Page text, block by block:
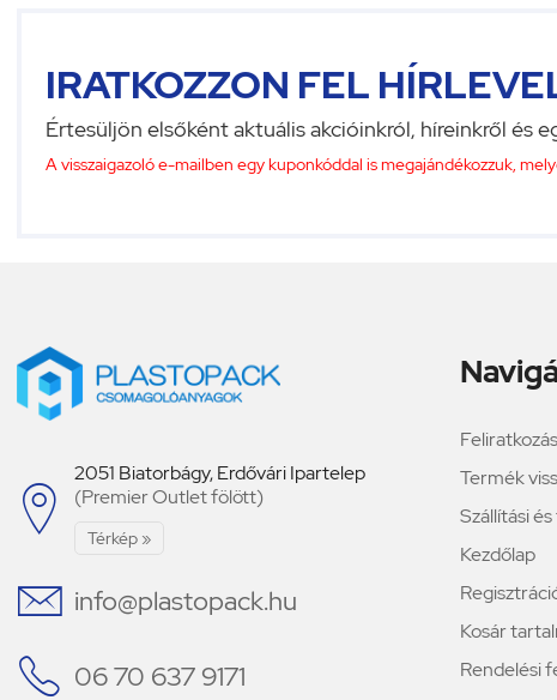
IRATKOZZON FEL
Értesüljön elsőként aktuális akcióinkról, híreinkről és
A visszaigazoló e-mailben egy kuponkóddal is megajándékozzuk,

2051 Biatorbágy, Erdővári Ipartelep
(Premier Outlet fölött)
Térkép »
 info@plastopack.hu
 06 70 637 9171
Feliratkozás
Termék
Szállítási
Kezdőlap
Kosár
Rendelési